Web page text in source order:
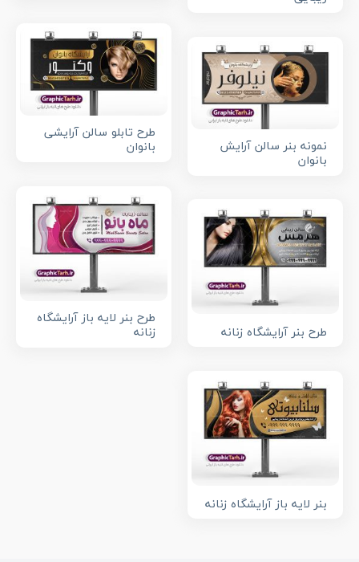
طرح تابلو سالن آرایشی
بانوان
نمونه بنر سالن آرایش
بانوان
طرح بنر لایه باز آرایشگاه
زنانه
طرح بنر آرایشگاه زنانه
بنر لایه باز آرایشگاه زنانه